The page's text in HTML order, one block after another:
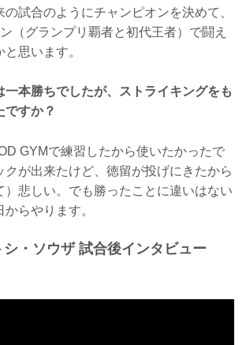
試合のようにチャンピオンを決めて、
（グランプリ覇者と初代王者）で闘え
思います。
本勝ちでしたが、ストライキングをも
ですか？
GYMで練習したから使いたかったで
クが出来たけど、徳留が投げにきたから
）悲しい。でも勝ったことに違いはない
らやります。
・ソウザ 試合後インタビュー